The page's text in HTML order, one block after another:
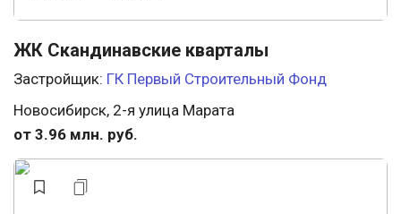
ЖК Скандинавские кварталы
Застройщик: ГК Первый Строительный Фонд
Новосибирск, 2-я улица Марата
от 3.96 млн. руб.